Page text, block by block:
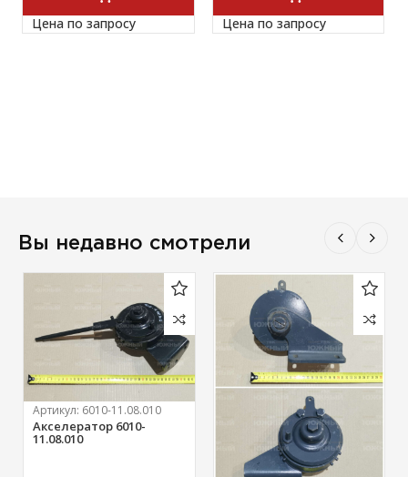
Цена по запросу Цена по запросу
Вы недавно смотрели
Артикул: 6010-11.08.010
Акселератор 6010-
11.08.010